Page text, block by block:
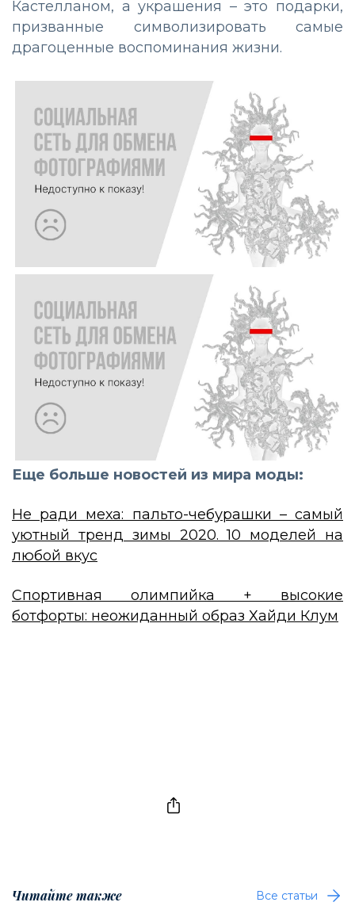
Кастелланом, а украшения – это подарки,
призванные символизировать самые
драгоценные воспоминания жизни.
Еще больше новостей из мира моды:
Не ради меха: пальто-чебурашки – самый
уютный тренд зимы 2020. 10 моделей на
любой вкус
Спортивная олимпийка + высокие
ботфорты: неожиданный образ Хайди Клум
Читайте также Все статьи